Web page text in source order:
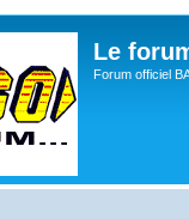
Le
Forum officiel